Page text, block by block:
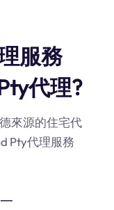
服務
代理?
來源的住宅代
Pty代理服務